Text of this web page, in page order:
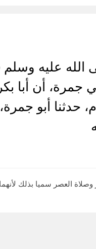
الله عليه
جمرة، أن أبا
حدثنا أبو
صلاتي الصبح والعصر رقم 635 (البردين) صلاة الفجر وصلاة